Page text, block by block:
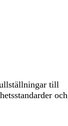
till
och